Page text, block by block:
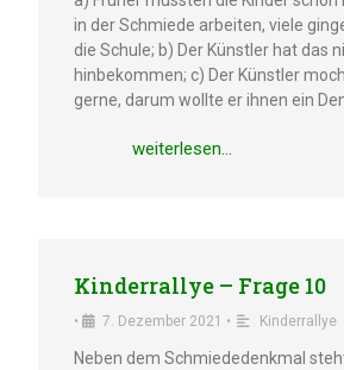
in der Schmie­de arbei­ten, viele
die Schule; b) Der Künst­ler hat das
hinbe­kom­men; c) Der Künst­ler
gerne, darum wollte er ihnen ein
weiter­le­sen…
Kinder­ral­lye – Frage 10
• 7. Dezem­ber 2021 • Kinder­ral­lye
Neben dem Schmie­de­denk­mal